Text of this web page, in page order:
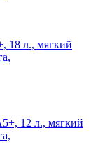
18 л., мягкий